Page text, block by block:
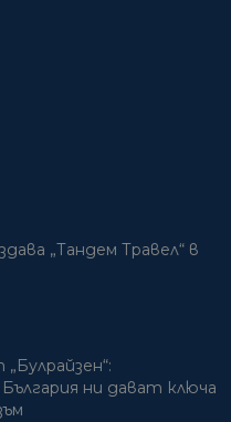
„Тандем Травел“ в
ни дават ключа